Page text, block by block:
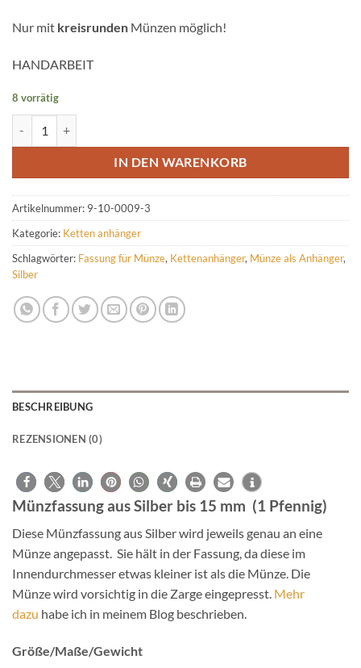
Nur mit kreisrunden Münzen möglich!
HANDARBEIT
8 vorrätig
IN DEN WARENKORB
Artikelnummer: 9-10-0009-3
Kategorie: Ketten anhänger
Schlagwörter: Fassung für Münze, Kettenanhänger, Münze als Anhänger,
Silber
BESCHREIBUNG
REZENSIONEN (0)
Münzfassung aus Silber bis 15 mm (1 Pfennig)
Diese Münzfassung aus Silber wird jeweils genau an eine
Münze angepasst. Sie hält in der Fassung, da diese im
Innendurchmesser etwas kleiner ist als die Münze. Die
Münze wird vorsichtig in die Zarge eingepresst. Mehr
dazu habe ich in meinem Blog beschrieben.
Größe/Maße/Gewicht